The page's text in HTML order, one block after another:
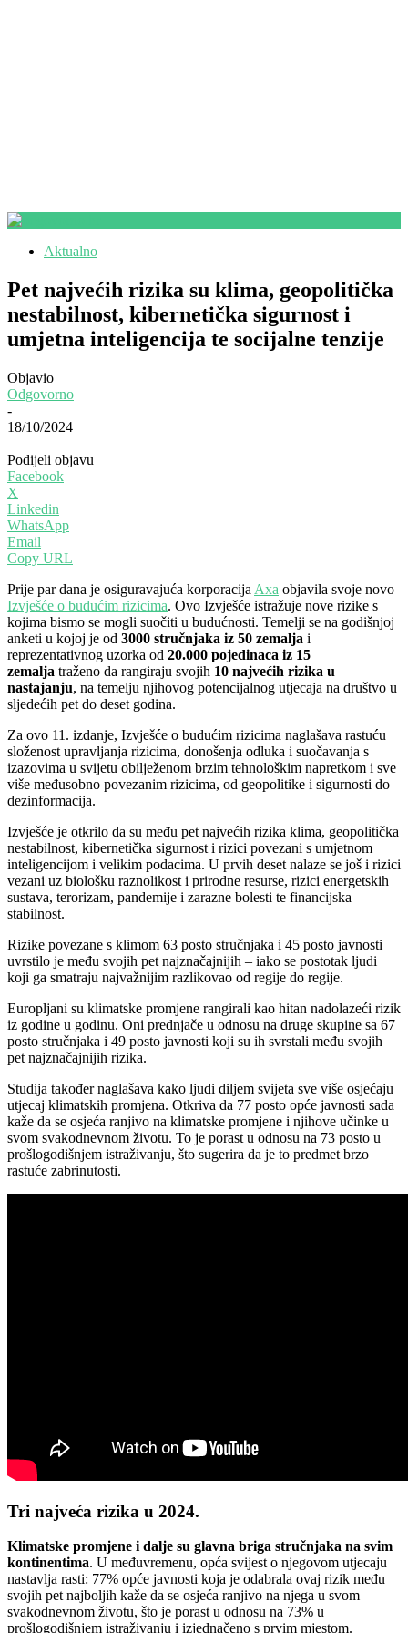
Aktualno
Pet najvećih rizika su klima, geopolitička
nestabilnost, kibernetička sigurnost i
umjetna inteligencija te socijalne tenzije
Objavio
Odgovorno
-
18/10/2024
Podijeli objavu
Facebook
X
Linkedin
WhatsApp
Email
Copy URL
Prije par dana je osiguravajuća korporacija Axa objavila svoje novo
Izvješće o budućim rizicima. Ovo Izvješće istražuje nove rizike s
kojima bismo se mogli suočiti u budućnosti. Temelji se na godišnjoj
anketi u kojoj je od 3000 stručnjaka iz 50 zemalja i
reprezentativnog uzorka od 20.000 pojedinaca iz 15
zemalja traženo da rangiraju svojih 10 najvećih rizika u
nastajanju, na temelju njihovog potencijalnog utjecaja na društvo u
sljedećih pet do deset godina.
Za ovo 11. izdanje, Izvješće o budućim rizicima naglašava rastuću
složenost upravljanja rizicima, donošenja odluka i suočavanja s
izazovima u svijetu obilježenom brzim tehnološkim napretkom i sve
više međusobno povezanim rizicima, od geopolitike i sigurnosti do
dezinformacija.
Izvješće je otkrilo da su među pet najvećih rizika klima, geopolitička
nestabilnost, kibernetička sigurnost i rizici povezani s umjetnom
inteligencijom i velikim podacima. U prvih deset nalaze se još i rizici
vezani uz biološku raznolikost i prirodne resurse, rizici energetskih
sustava, terorizam, pandemije i zarazne bolesti te financijska
stabilnost.
Rizike povezane s klimom 63 posto stručnjaka i 45 posto javnosti
uvrstilo je među svojih pet najznačajnijih – iako se postotak ljudi
koji ga smatraju najvažnijim razlikovao od regije do regije.
Europljani su klimatske promjene rangirali kao hitan nadolazeći rizik
iz godine u godinu. Oni prednjače u odnosu na druge skupine sa 67
posto stručnjaka i 49 posto javnosti koji su ih svrstali među svojih
pet najznačajnijih rizika.
Studija također naglašava kako ljudi diljem svijeta sve više osjećaju
utjecaj klimatskih promjena. Otkriva da 77 posto opće javnosti sada
kaže da se osjeća ranjivo na klimatske promjene i njihove učinke u
svom svakodnevnom životu. To je porast u odnosu na 73 posto u
prošlogodišnjem istraživanju, što sugerira da je to predmet brzo
rastuće zabrinutosti.
Tri najveća rizika u 2024.
Klimatske promjene i dalje su glavna briga stručnjaka na svim
kontinentima. U međuvremenu, opća svijest o njegovom utjecaju
nastavlja rasti: 77% opće javnosti koja je odabrala ovaj rizik među
svojih pet najboljih kaže da se osjeća ranjivo na njega u svom
svakodnevnom životu, što je porast u odnosu na 73% u
prošlogodišnjem istraživanju i izjednačeno s prvim mjestom.